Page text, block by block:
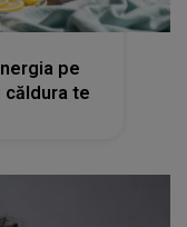
pe
căldura te